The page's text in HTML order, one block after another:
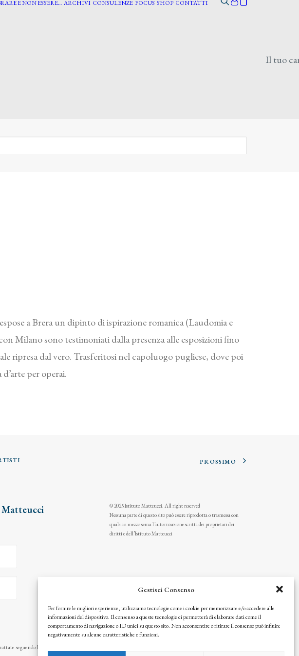
Gestisci Consenso
Per fornire le migliori esperienze, utilizziamo tecnologie come i cookie per memorizzare e/o accedere alle
informazioni del dispositivo. Il consenso a queste tecnologie ci permetterà di elaborare dati come il
comportamento di navigazione o ID unici su questo sito. Non acconsentire o ritirare il consenso può influire
negativamente su alcune caratteristiche e funzioni.
E NON ESSERE… ARCHIVI CONSULENZE FOCUS SHOP CONTATTI
Il tuo
a Brera un dipinto di ispirazione romanica (Laudomia e
Milano sono testimoniati dalla presenza alle esposizioni fino
ripresa dal vero. Trasferitosi nel capoluogo pugliese, dove poi
per operai.
PROSSIMO
seguendo la nostra
© 2025 Istituto Matteucci. All right reserved
Nessuna parte di questo sito può essere riprodotta o trasmessa con
qualsiasi mezzo senza l’autorizzazione scritta dei proprietari dei
diritti e dell’Istituto Matteucci